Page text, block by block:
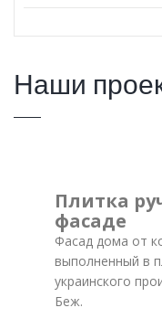
Наши
Плитка
фасаде
Фасад дома от
выполненный в
украинского
Беж.